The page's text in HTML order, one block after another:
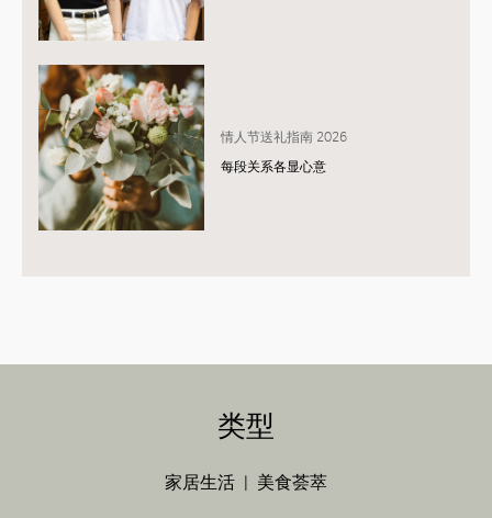
情人节送礼指南 2026
每段关系各显心意
类型
家居生活 美食荟萃